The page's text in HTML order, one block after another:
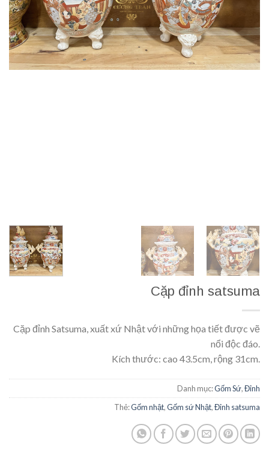
Cặp đỉnh satsuma
Cặp đỉnh Satsuma, xuất xứ Nhật với những họa tiết được vẽ
nổi độc đáo.
Kích thước: cao 43.5cm, rộng 31cm.
Danh mục:Gốm Sứ,Đỉnh
Thẻ:Gốm nhật,Gốm sứ Nhật,Đỉnh satsuma